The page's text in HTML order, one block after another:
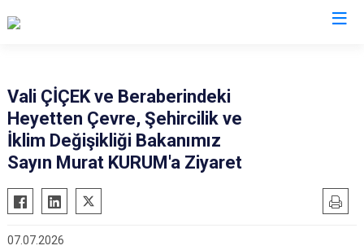
Vali ÇİÇEK ve Beraberindeki
Heyetten Çevre, Şehircilik ve
İklim Değişikliği Bakanımız
Sayın Murat KURUM'a Ziyaret
07.07.2026